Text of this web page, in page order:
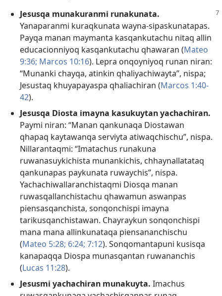
Jesusqa munakuranmi runakunata.
Yanaparanmi kuraqkunata wayna-sipaskunatapas.
Payqa manan maymanta kasqankutachu nitaq allin
educacionniyoq kasqankutachu qhawaran (Mateo
9:36; Marcos 10:16). Lepra onqoyniyoq runan niran:
“Munanki chayqa, atinkin qhaliyachiwayta”, nispa;
Jesustaq khuyapayaspa qhaliachiran (Marcos 1:40-
42).
Jesusqa Diosta imayna kasukuytan yachachiran.
Paymi niran: “Manan qankunaqa Diostawan
qhapaq kaytawanqa serviyta atiwaqchischu”, nispa.
Nillarantaqmi: “Imatachus runakuna
ruwanasuykichista munankichis, chhaynallatataq
qankunapas paykunata ruwaychis”, nispa.
Yachachiwallaranchistaqmi Diosqa manan
ruwasqallanchistachu qhawamun aswanpas
piensasqanchista, sonqonchispi imayna
tarikusqanchistawan. Chayraykun sonqonchispi
mana mana allinkunataqa piensananchischu
(Mateo 5:28; 6:24; 7:12). Sonqomantapuni kusisqa
kanapaqqa Diospa munasqantan ruwananchis
(Lucas 11:28).
Jesusmi yachachiran munakuyta. Imachus